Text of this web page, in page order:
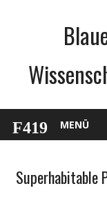
MENÜ
Gesellschaft
Superhabitable